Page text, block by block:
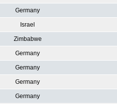
Germany
Israel
Zimbabwe
Germany
Germany
Germany
Germany